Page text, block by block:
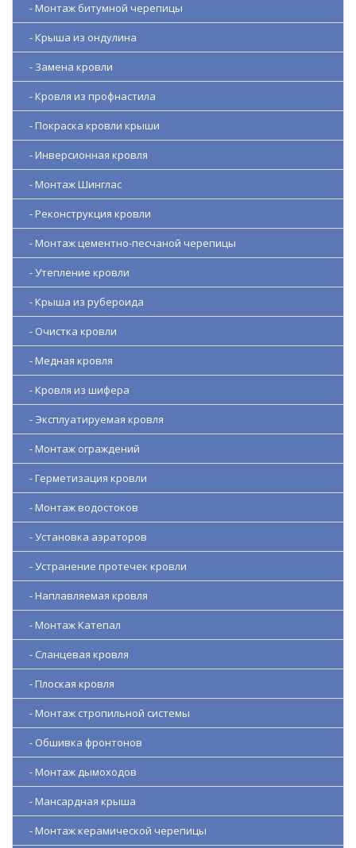
- Монтаж битумной черепицы
- Крыша из ондулина
- Замена кровли
- Кровля из профнастила
- Покраска кровли крыши
- Инверсионная кровля
- Монтаж Шинглас
- Реконструкция кровли
- Монтаж цементно-песчаной черепицы
- Утепление кровли
- Крыша из рубероида
- Очистка кровли
- Медная кровля
- Кровля из шифера
- Эксплуатируемая кровля
- Монтаж ограждений
- Герметизация кровли
- Монтаж водостоков
- Установка аэраторов
- Устранение протечек кровли
- Наплавляемая кровля
- Монтаж Катепал
- Сланцевая кровля
- Плоская кровля
- Монтаж стропильной системы
- Обшивка фронтонов
- Монтаж дымоходов
- Мансардная крыша
- Монтаж керамической черепицы